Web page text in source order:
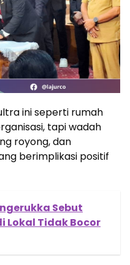
ini seperti rumah
tapi wadah
royong, dan
berimplikasi positif
Sebut
Lokal Tidak Bocor